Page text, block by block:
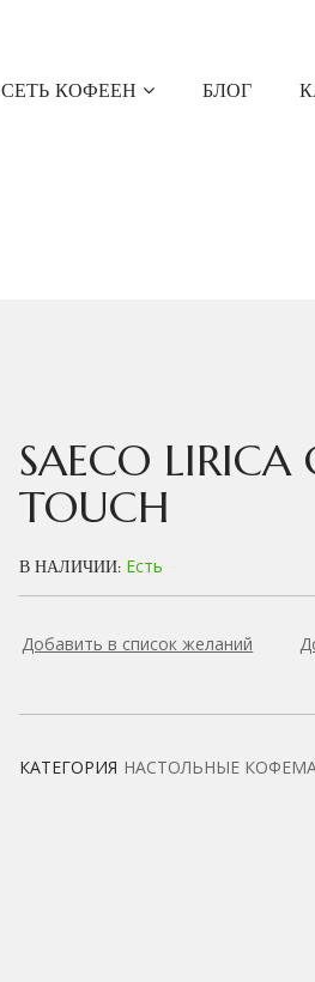
СЕТЬ КОФЕЕН БЛОГ
SAECO LIRICA
TOUCH
В НАЛИЧИИ: Есть
Добавить в список желаний
КАТЕГОРИЯ НАСТОЛЬНЫЕ